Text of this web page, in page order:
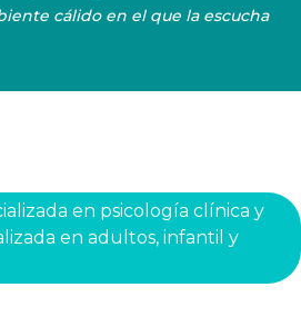
cálido en el que la escucha
en psicología clínica y
en adultos, infantil y